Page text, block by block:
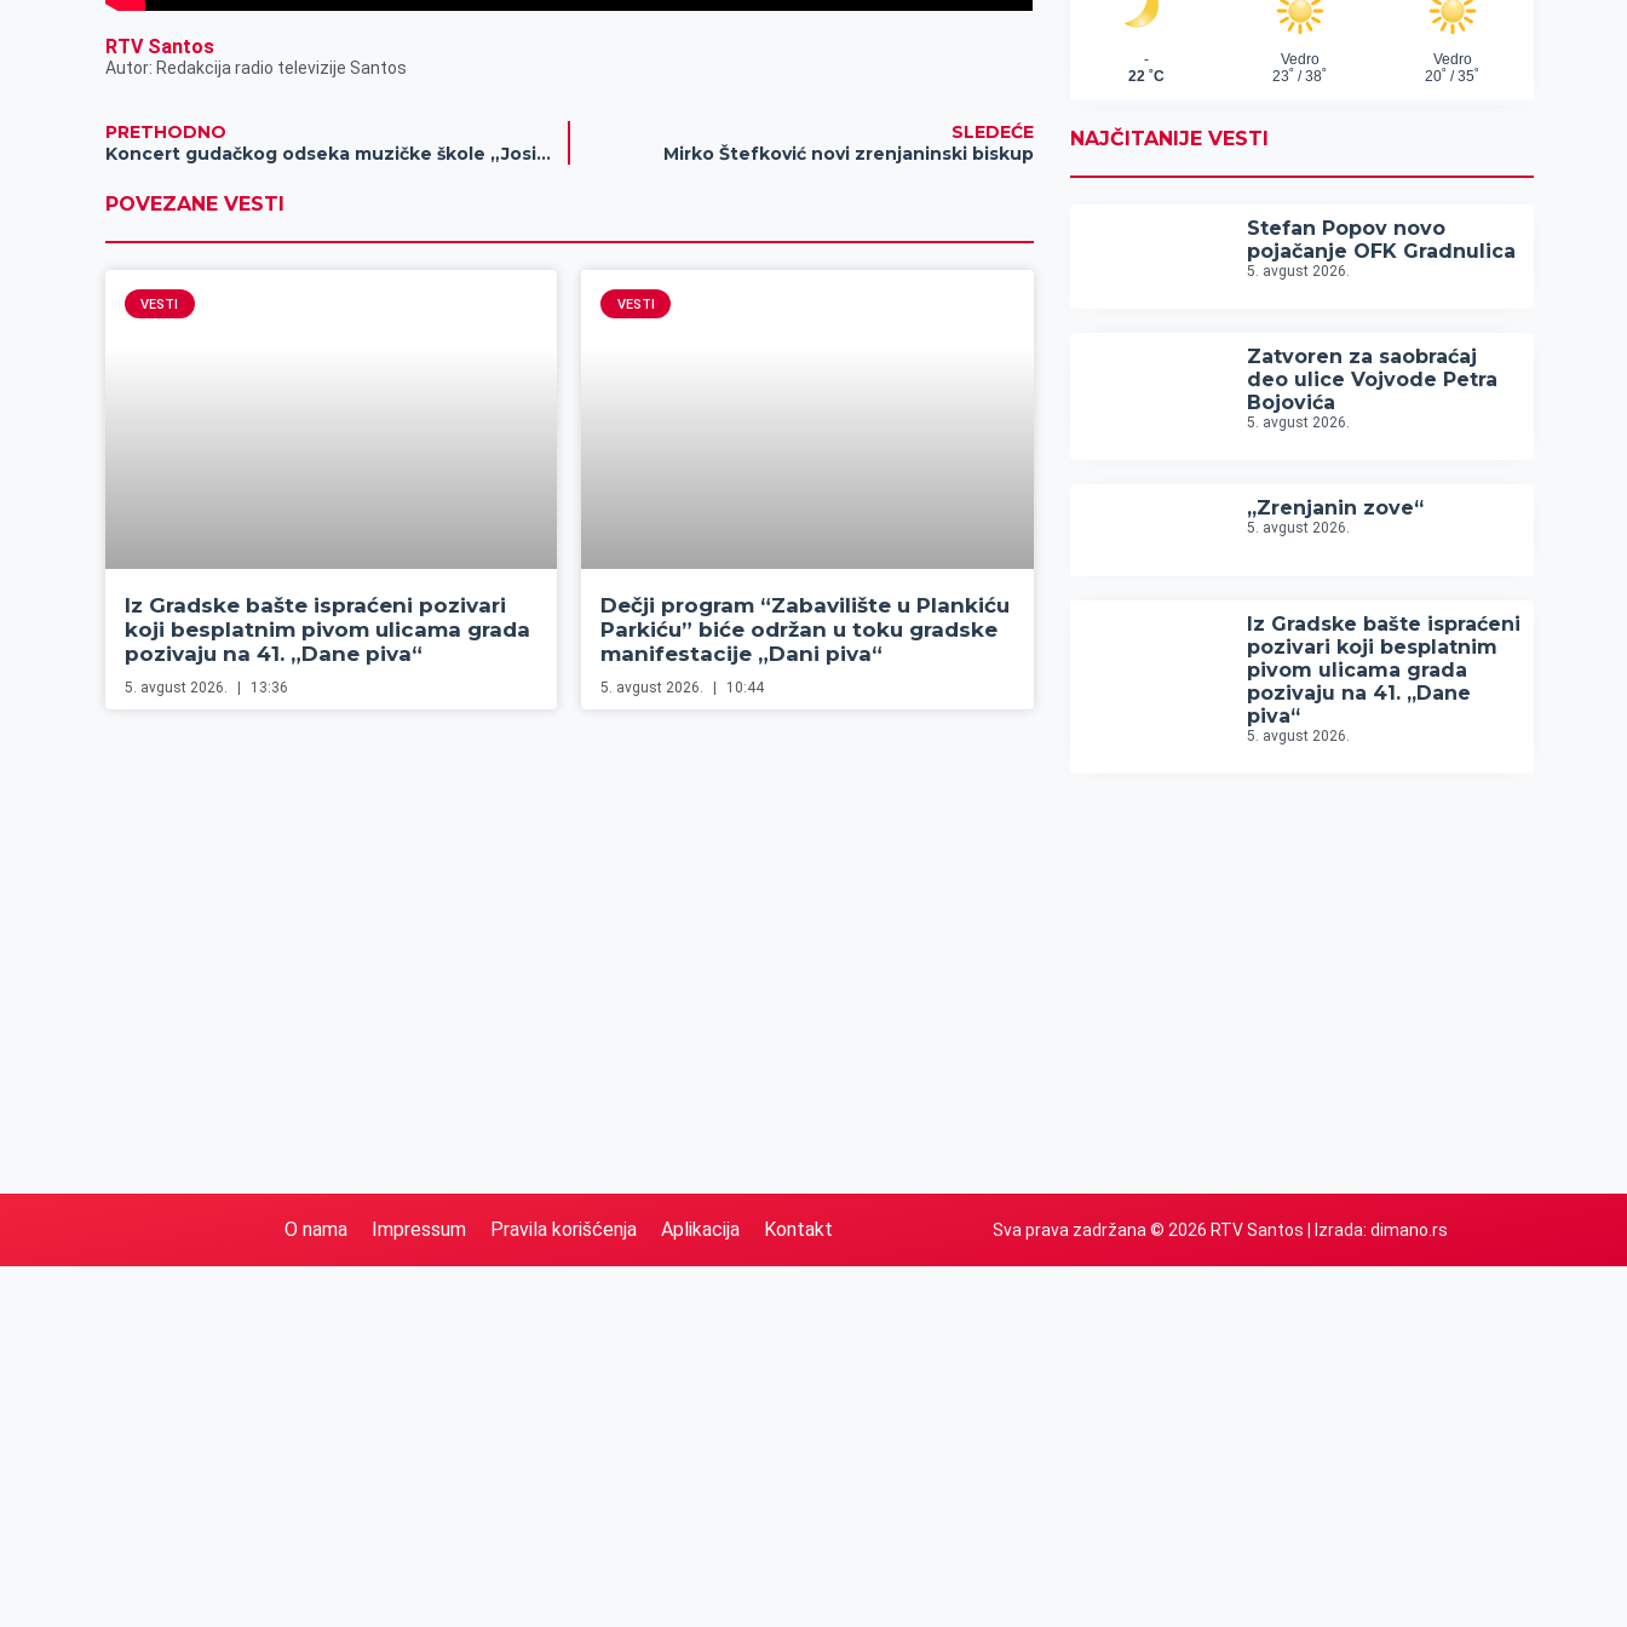
RTV Santos
Autor: Redakcija radio televizije Santos
PRETHODNO
Koncert gudačkog odseka muzičke škole „Josif Marinković“
SLEDEĆE
Mirko Štefković novi zrenjaninski biskup
POVEZANE VESTI
VESTI
Iz Gradske bašte ispraćeni pozivari
koji besplatnim pivom ulicama grada
pozivaju na 41. „Dane piva“
5. avgust 2026. 13:36
VESTI
Dečji program “Zabavilište u Plankiću
Parkiću” biće održan u toku gradske
manifestacije „Dani piva“
5. avgust 2026. 10:44
NAJČITANIJE VESTI
Stefan Popov novo
pojačanje OFK Gradnulica
5. avgust 2026.
Zatvoren za saobraćaj
deo ulice Vojvode Petra
Bojovića
5. avgust 2026.
„Zrenjanin zove“
5. avgust 2026.
Iz Gradske bašte ispraćeni
pozivari koji besplatnim
pivom ulicama grada
pozivaju na 41. „Dane
piva“
5. avgust 2026.
O nama Impressum Pravila korišćenja Aplikacija Kontakt Sva prava zadržana © 2026 RTV Santos | Izrada: dimano.rs